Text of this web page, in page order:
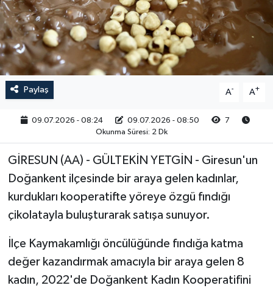
Paylaş A- A+
09.07.2026 - 08:24 09.07.2026 - 08:50
7
Okunma Süresi: 2 Dk
GİRESUN (AA) - GÜLTEKİN YETGİN - Giresun'un
Doğankent ilçesinde bir araya gelen kadınlar,
kurdukları kooperatifte yöreye özgü fındığı
çikolatayla buluşturarak satışa sunuyor.
İlçe Kaymakamlığı öncülüğünde fındığa katma
değer kazandırmak amacıyla bir araya gelen 8
kadın, 2022'de Doğankent Kadın Kooperatifini